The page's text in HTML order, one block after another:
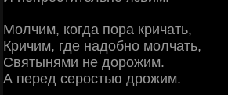
Молчим, когда пора кричать,
Кричим, где надобно молчать,
Святынями не дорожим.
А перед серостью дрожим.